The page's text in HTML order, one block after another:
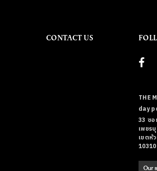
CONTACT US
THE
day
33 ซ
เพชร
เขตห้
10310